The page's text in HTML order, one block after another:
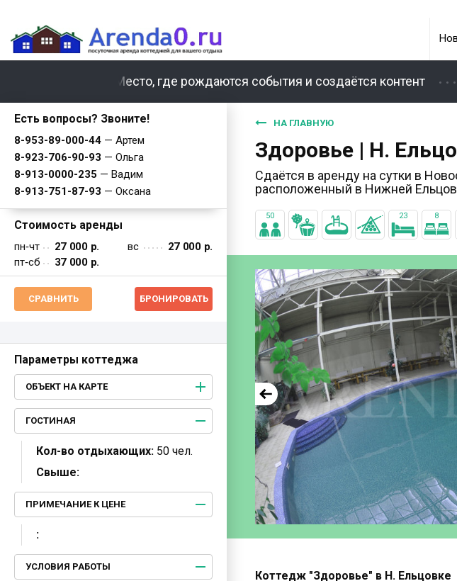
Место, где рождаются события и создаётся контент
Есть вопросы? Звоните!
8-953-89-000-44 — Артем
8-923-706-90-93 — Ольга
8-913-0000-235 — Вадим
8-913-751-87-93 — Оксана
Стоимость аренды
пн‐чт
27 000 р.
пт‐сб
37 000 р.
вс 27 000 р.
СРАВНИТЬ БРОНИРОВАТЬ
Параметры коттеджа
ОБЪЕКТ НА КАРТЕ
ГОСТИНАЯ
Кол-во отдыхающих: 50 чел.
Свыше:
ПРИМЕЧАНИЕ К ЦЕНЕ
:
УСЛОВИЯ РАБОТЫ
НА ГЛАВНУЮ
Здоровье | Н.
Сдаётся в аренду на сутки в
расположенный в Нижней
50 23 8
Коттедж "Здоровье" в Н. Ельцовке